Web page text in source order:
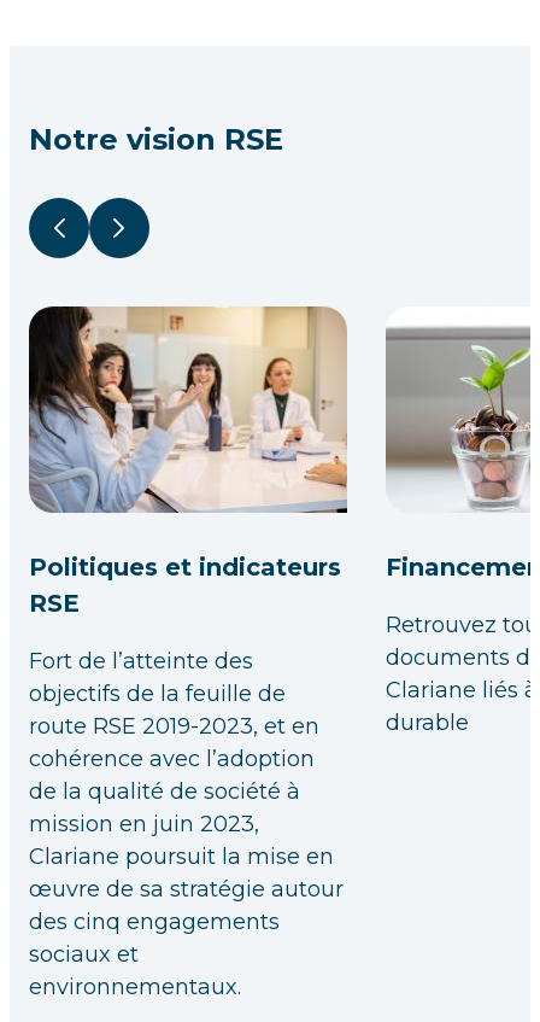
Notre vision RSE
PrécédentSuivant
Politiques et indicateurs
RSE
Fort de l’atteinte des
objectifs de la feuille de
route RSE 2019-2023, et en
cohérence avec l’adoption
de la qualité de société à
mission en juin 2023,
Clariane poursuit la mise en
œuvre de sa stratégie autour
des cinq engagements
sociaux et
environnementaux.
Retrouvez
documents
Clariane liés
durable